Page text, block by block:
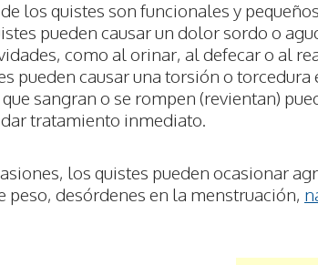
los quistes son funcionales y
pueden causar un dolor sordo o
como al orinar, al defecar o al
pueden causar una torsión o
que sangran o se rompen (revientan)
tratamiento inmediato.
los quistes pueden ocasionar
peso, desórdenes en la menstruación,